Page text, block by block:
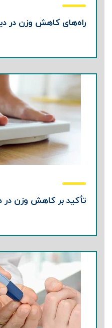
راه‌های کاهش وزن در
تأکید بر کاهش وزن در